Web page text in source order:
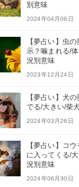
別意味
2024年04月06日
【夢占い】虫
示？噛まれる/
況別意味
2023年12月24日
【夢占い】犬
でる/大きい/柴
2024年03月26日
【夢占い】コ
に入ってくる/
況別意味
2024年06月30日